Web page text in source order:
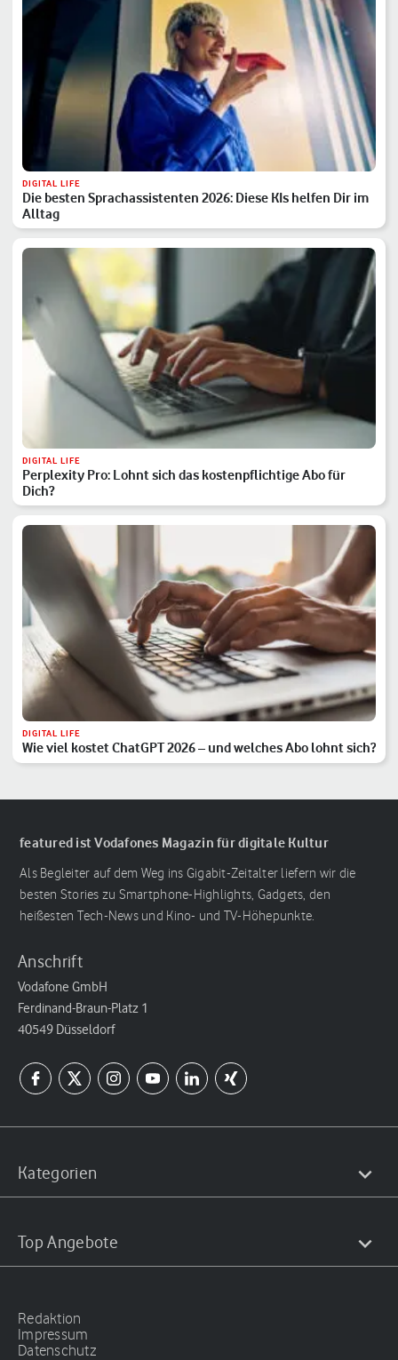
DIGITAL LIFE
Die besten Sprachassistenten 2026: Diese KIs helfen Dir im
Alltag
DIGITAL LIFE
Perplexity Pro: Lohnt sich das kostenpflichtige Abo für
Dich?
DIGITAL LIFE
Wie viel kostet ChatGPT 2026 – und welches Abo lohnt sich?
featured ist Vodafones Magazin für digitale Kultur
Als Begleiter auf dem Weg ins Gigabit-Zeitalter liefern wir die
besten Stories zu Smartphone-Highlights, Gadgets, den
heißesten Tech-News und Kino- und TV-Höhepunkte.
Anschrift
Vodafone GmbH
Ferdinand-Braun-Platz 1
40549 Düsseldorf
Kategorien
Top Angebote
Redaktion
Impressum
Datenschutz